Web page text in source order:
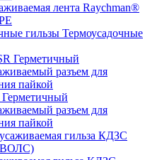
лента Raychman®
Термоусадочные
Герметичный
разъем для
пайкой